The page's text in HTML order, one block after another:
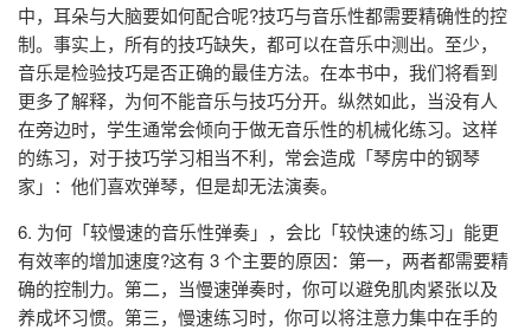
中，耳朵与大脑要如何配合呢?技巧与音乐性都需要精确性的控
制。事实上，所有的技巧缺失，都可以在音乐中测出。至少，
音乐是检验技巧是否正确的最佳方法。在本书中，我们将看到
更多了解释，为何不能音乐与技巧分开。纵然如此，当没有人
在旁边时，学生通常会倾向于做无音乐性的机械化练习。这样
的练习，对于技巧学习相当不利，常会造成「琴房中的钢琴
家」：他们喜欢弹琴，但是却无法演奏。
6. 为何「较慢速的音乐性弹奏」，会比「较快速的练习」能更
有效率的增加速度?这有 3 个主要的原因：第一，两者都需要精
确的控制力。第二，当慢速弹奏时，你可以避免肌肉紧张以及
养成坏习惯。第三，慢速练习时，你可以将注意力集中在手的